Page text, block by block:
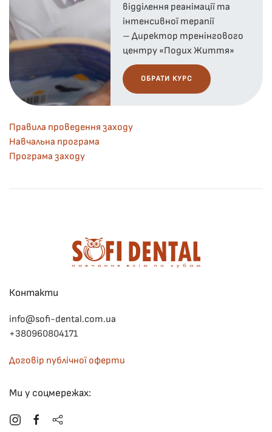
відділення реанімації та
інтенсивної терапії
– Директор тренінгового
центру «Подих Життя»
ОБРАТИ КУРС
Правила проведення заходу
Навчальна програма
Програма заходу
Контакти
info@sofi-dental.com.ua
+380960804171
Договір публічної оферти
Ми у соцмережах: